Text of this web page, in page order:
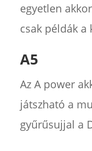
egyetlen
csak példák a
A5
Az A power
játszható a
gyűrűsujjal a